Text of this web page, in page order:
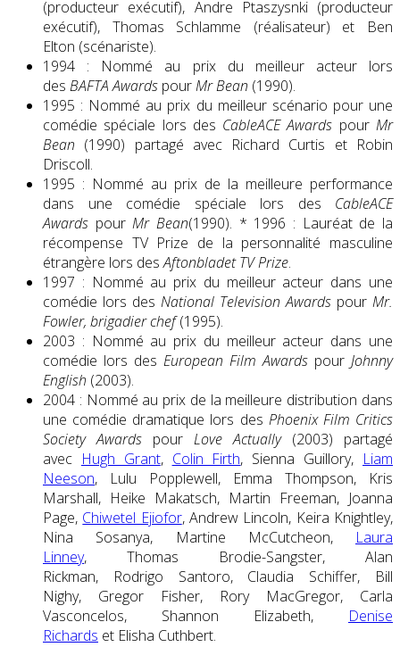
(producteur exécutif), Andre Ptaszysnki (producteur
exécutif), Thomas Schlamme (réalisateur) et Ben
Elton (scénariste).
1994 : Nommé au prix du meilleur acteur lors
des BAFTA Awards pourMr Bean (1990).
1995 : Nommé au prix du meilleur scénario pour une
comédie spéciale lors des CableACE Awards pourMr
Bean (1990) partagé avec Richard Curtis et Robin
Driscoll.
1995 : Nommé au prix de la meilleure performance
dans une comédie spéciale lors des CableACE
Awards pourMr Bean(1990). * 1996 : Lauréat de la
récompense TV Prize de la personnalité masculine
étrangère lors desAftonbladet TV Prize.
1997 : Nommé au prix du meilleur acteur dans une
comédie lors des National Television Awards pour Mr.
Fowler, brigadier chef(1995).
2003 : Nommé au prix du meilleur acteur dans une
comédie lors des European Film Awards pour Johnny
English (2003).
2004 : Nommé au prix de la meilleure distribution dans
une comédie dramatique lors des Phoenix Film Critics
Society Awards pour Love Actually(2003) partagé
avec Hugh Grant, Colin Firth, Sienna Guillory, Liam
Neeson, Lulu Popplewell, Emma Thompson, Kris
Marshall, Heike Makatsch, Martin Freeman, Joanna
Page, Chiwetel Ejiofor, Andrew Lincoln, Keira Knightley,
Nina Sosanya, Martine McCutcheon, Laura
Linney, Thomas Brodie-Sangster, Alan
Rickman, Rodrigo Santoro, Claudia Schiffer, Bill
Nighy, Gregor Fisher, Rory MacGregor, Carla
Vasconcelos, Shannon Elizabeth, Denise
Richards et Elisha Cuthbert.